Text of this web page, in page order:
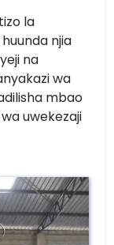
la
njia
na
wa
mbao
uwekezaji